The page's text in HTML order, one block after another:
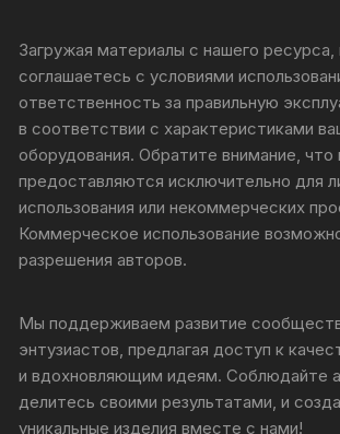
Загружая материалы с нашего ресурса,
соглашаетесь с условиями
ответственность за правильную
в соответствии с характеристиками
оборудования. Обратите внимание,
предоставляются исключительно для
использования или некоммерческих
Коммерческое использование
разрешения авторов.
Мы поддерживаем развитие
энтузиастов, предлагая доступ к
и вдохновляющим идеям. Соблюдайте
делитесь своими результатами, и
уникальные изделия вместе с нами!